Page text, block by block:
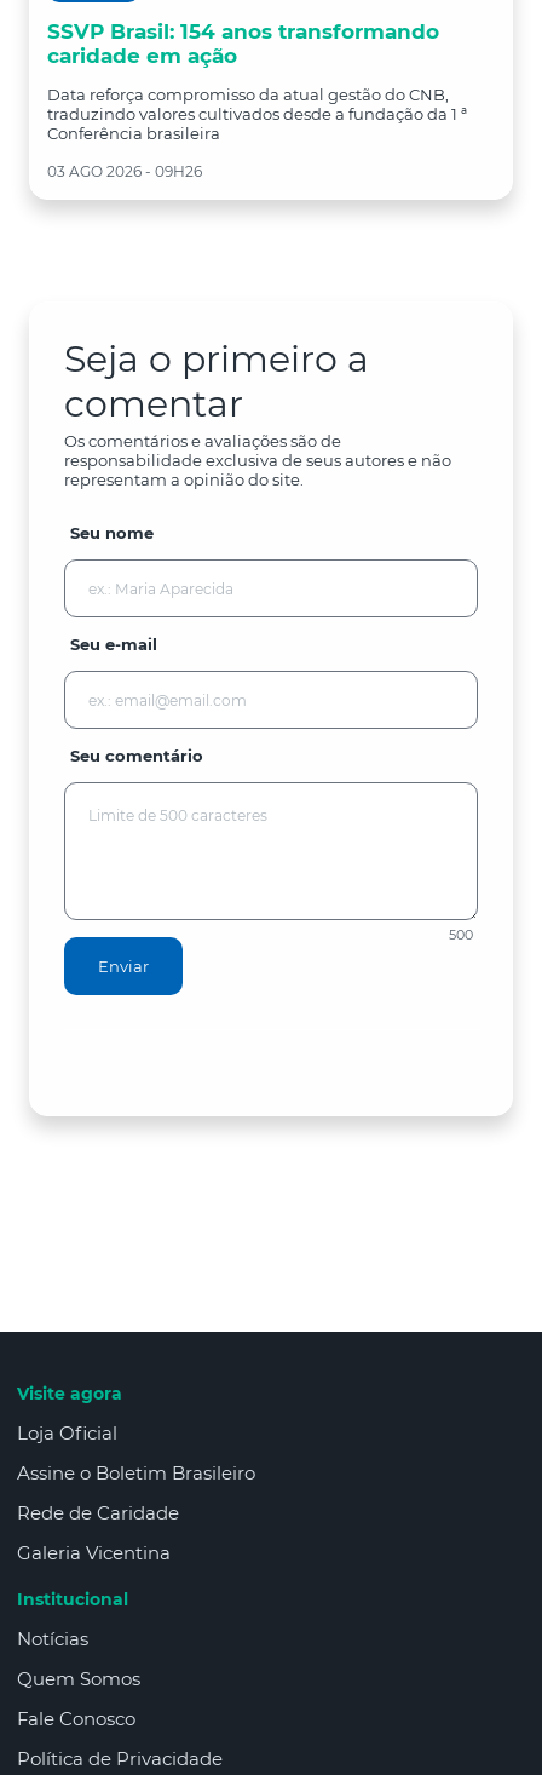
SSVP Brasil: 154 anos transformando
caridade em ação
Data reforça compromisso da atual gestão do CNB,
traduzindo valores cultivados desde a fundação da 1 ª
Conferência brasileira
03 AGO 2026 - 09H26
Seja o primeiro a
comentar
Os comentários e avaliações são de
responsabilidade exclusiva de seus autores e não
representam a opinião do site.
Seu nome
Seu e-mail
Seu comentário
500
Enviar
Visite agora
Loja Oficial
Assine o Boletim Brasileiro
Rede de Caridade
Galeria Vicentina
Institucional
Notícias
Quem Somos
Fale Conosco
Política de Privacidade